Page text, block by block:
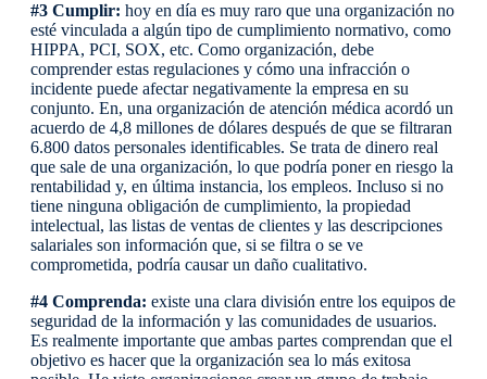
#3 Cumplir: hoy en día es muy raro que una organización no
esté vinculada a algún tipo de cumplimiento normativo, como
HIPPA, PCI, SOX, etc. Como organización, debe
comprender estas regulaciones y cómo una infracción o
incidente puede afectar negativamente la empresa en su
conjunto. En, una organización de atención médica acordó un
acuerdo de 4,8 millones de dólares después de que se filtraran
6.800 datos personales identificables. Se trata de dinero real
que sale de una organización, lo que podría poner en riesgo la
rentabilidad y, en última instancia, los empleos. Incluso si no
tiene ninguna obligación de cumplimiento, la propiedad
intelectual, las listas de ventas de clientes y las descripciones
salariales son información que, si se filtra o se ve
comprometida, podría causar un daño cualitativo.
#4 Comprenda: existe una clara división entre los equipos de
seguridad de la información y las comunidades de usuarios.
Es realmente importante que ambas partes comprendan que el
objetivo es hacer que la organización sea lo más exitosa